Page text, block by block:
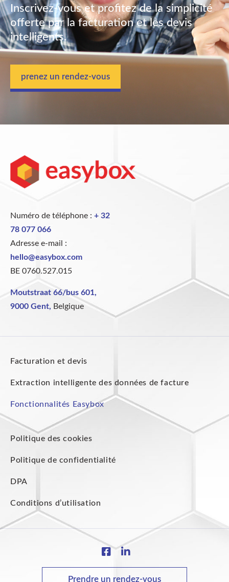
Inscrivez-vous et profitez de la simplicité
offerte par la facturation et les devis
intelligents.
prenez un rendez-vous
Numéro de téléphone : + 32
78 077 066
Adresse e-mail :
hello@easybox.com
BE 0760.527.015
Moutstraat 66/bus 601,
9000 Gent, Belgique
Facturation et devis
Extraction intelligente des données de facture
Fonctionnalités Easybox
Politique des cookies
Politique de confidentialité
DPA
Conditions d’utilisation
Prendre un rendez-vous